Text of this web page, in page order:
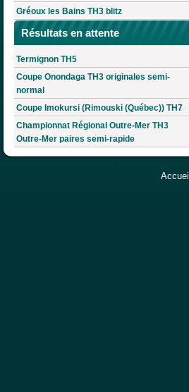
Gréoux les Bains TH3 blitz
Résultats en attente
Termignon TH5
Coupe Onondaga TH3 originales semi-
normal
Coupe Imokursi (Rimouski (Québec)) TH7
Championnat Régional Outre-Mer TH3
Outre-Mer paires semi-rapide
Accueil